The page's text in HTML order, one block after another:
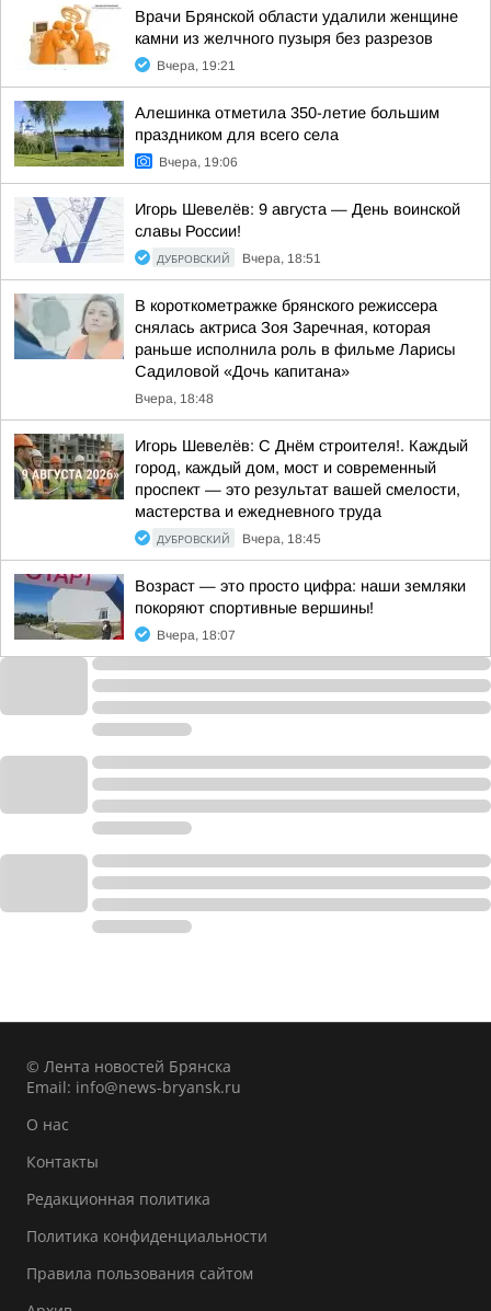
Врачи Брянской области удалили женщине
камни из желчного пузыря без разрезов
Вчера, 19:21
Алешинка отметила 350-летие большим
праздником для всего села
Вчера, 19:06
Игорь Шевелёв: 9 августа — День воинской
славы России!
ДУБРОВСКИЙ Вчера, 18:51
В короткометражке брянского режиссера
снялась актриса Зоя Заречная, которая
раньше исполнила роль в фильме Ларисы
Садиловой «Дочь капитана»
Вчера, 18:48
Игорь Шевелёв: С Днём строителя!. Каждый
город, каждый дом, мост и современный
проспект — это результат вашей смелости,
мастерства и ежедневного труда
ДУБРОВСКИЙ Вчера, 18:45
Возраст — это просто цифра: наши земляки
покоряют спортивные вершины!
Вчера, 18:07
© Лента новостей Брянска
Email: info@news-bryansk.ru
О нас
Контакты
Редакционная политика
Политика конфиденциальности
Правила пользования сайтом